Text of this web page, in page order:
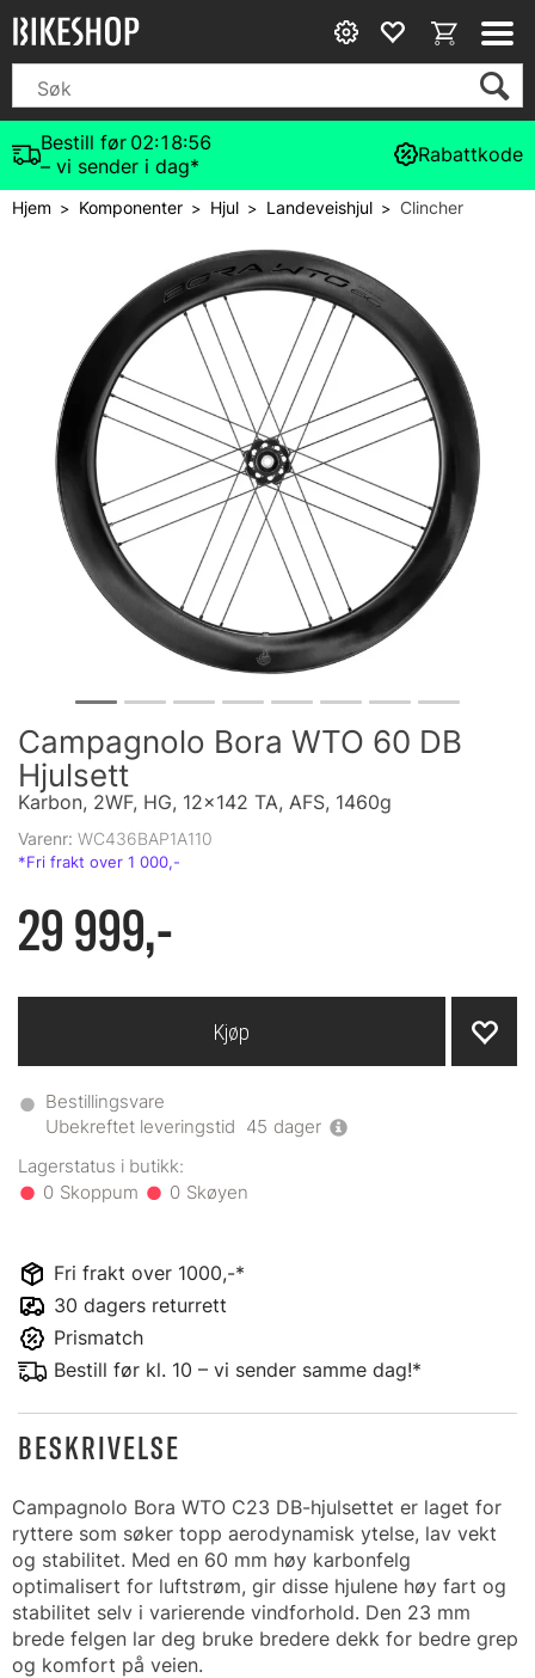
Bestill før 02:18:56
– vi sender i dag*
Rabattkode
Hjem> Komponenter> Hjul > Landeveishjul >Clincher
Campagnolo Bora WTO 60 DB
Hjulsett
Karbon, 2WF, HG, 12x142 TA, AFS, 1460g
Varenr: WC436BAP1A110
29 999,-
Bestillingsvare
Ubekreftet leveringstid 45 dager
0 0
Kjøp
Fri frakt over 1000,-*
30 dagers returrett
Prismatch
Bestill før kl. 10 – vi sender samme dag!*
BESKRIVELSE
Campagnolo Bora WTO C23 DB-hjulsettet er laget for
ryttere som søker topp aerodynamisk ytelse, lav vekt
og stabilitet. Med en 60 mm høy karbonfelg
optimalisert for luftstrøm, gir disse hjulene høy fart og
stabilitet selv i varierende vindforhold. Den 23 mm
brede felgen lar deg bruke bredere dekk for bedre grep
og komfort på veien.